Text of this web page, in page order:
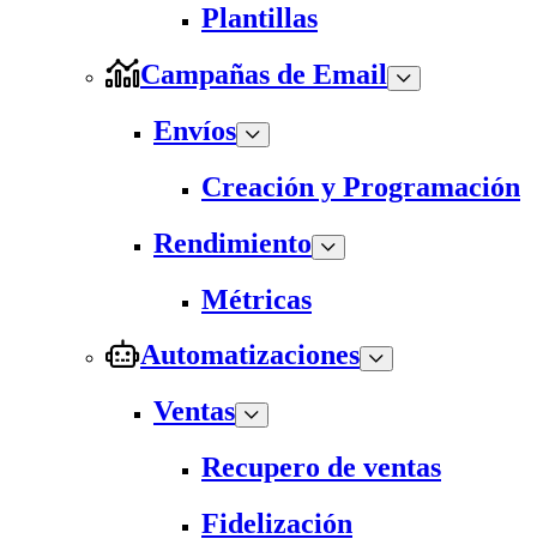
Plantillas
Campañas de Email
Envíos
Creación y Programación
Rendimiento
Métricas
Automatizaciones
Ventas
Recupero de ventas
Fidelización